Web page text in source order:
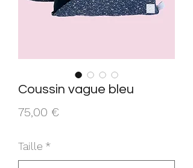
Coussin vague bleu
75,00 €
Taille *